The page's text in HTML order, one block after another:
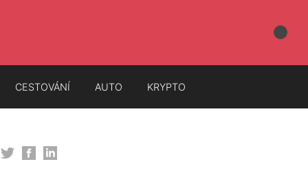
CESTOVÁNÍ AUTO KRYPTO